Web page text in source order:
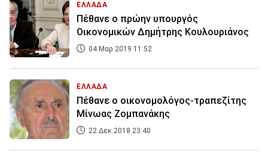
ΕΛΛΑΔΑ
Πέθανε ο πρώην υπουργός
Οικονομικών Δημήτρης Κουλουριάνος
04 Μαρ 2019 11:52
ΕΛΛΑΔΑ
Πέθανε ο οικονομολόγος-τραπεζίτης
Μίνωας Ζομπανάκης
22 Δεκ 2018 23:40